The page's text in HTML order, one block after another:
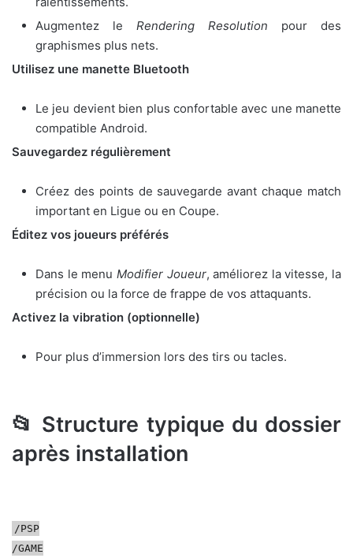
Augmentez le Rendering Resolution pour des
graphismes plus nets.
Utilisez une manette Bluetooth
Le jeu devient bien plus confortable avec une manette
compatible Android.
Sauvegardez régulièrement
Créez des points de sauvegarde avant chaque match
important en Ligue ou en Coupe.
Éditez vos joueurs préférés
Dans le menu Modifier Joueur, améliorez la vitesse, la
précision ou la force de frappe de vos attaquants.
Activez la vibration (optionnelle)
Pour plus d’immersion lors des tirs ou tacles.
📂 Structure typique du dossier
après installation
/PSP
/GAME